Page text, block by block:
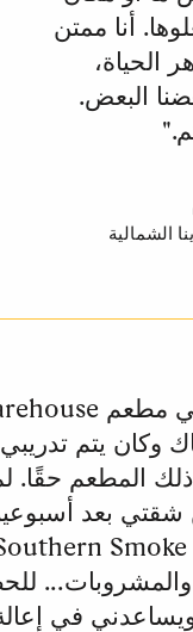
أنا ممتن
الحياة،
البعض.
الشمالية
وكان يتم
المطعم حقًا.
بعد أسبوعين
في